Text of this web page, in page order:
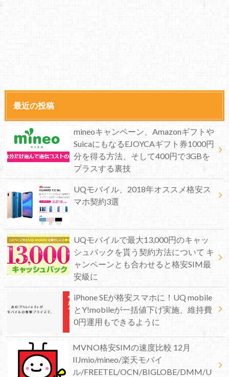
最近の投稿
mineoキャンペーン、Amazonギフトや
SuicaにもなるEJOYCAギフト券1000円
分を得る方法、そして400円で3GBを
プラスする裏技
UQモバイル、2018年オススメ格安ス
マホ契約3選
UQモバイルで最大13,000円のキャッ
シュバックを貰う契約方法について キ
ャンペーンとも合わせると格安SIM最
安級に
iPhone SEが格安スマホに！UQ mobile
とY!mobileが一括値下げ実施、維持費
0円運用もできるように
MVNO格安SIMの速度比較 12月
IIJmio/mineo/楽天モバイ
ル/FREETEL/OCN/BIGLOBE/DMM/U